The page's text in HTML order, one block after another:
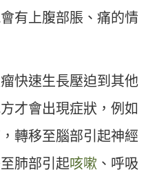
有上腹部脹、痛的情
快速生長壓迫到其他
才會出現症狀，例如
轉移至腦部引起神經
肺部引起咳嗽 、呼吸